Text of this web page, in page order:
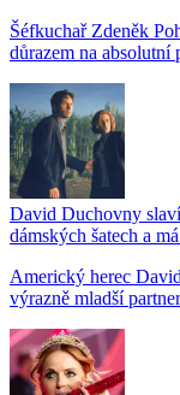
Šéfkuchař Zdeněk
důrazem na absolutní
David Duchovny
dámských šatech a
Americký herec
výrazně mladší